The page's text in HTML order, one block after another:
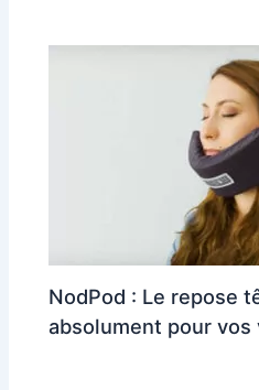
NodPod : Le repose
absolument pour vos